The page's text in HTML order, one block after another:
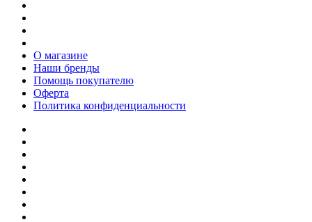
О магазине
Наши бренды
Помощь покупателю
Оферта
Политика конфиденциальности